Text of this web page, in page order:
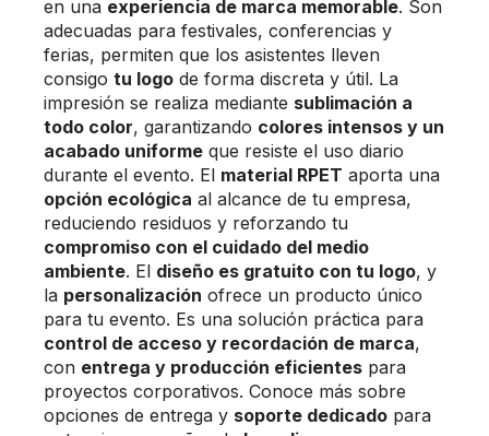
en una experiencia de marca memorable. Son
adecuadas para festivales, conferencias y
ferias, permiten que los asistentes lleven
consigo tu logo de forma discreta y útil. La
impresión se realiza mediante sublimación a
todo color, garantizando colores intensos y un
acabado uniforme que resiste el uso diario
durante el evento. El material RPET aporta una
opción ecológica al alcance de tu empresa,
reduciendo residuos y reforzando tu
compromiso con el cuidado del medio
ambiente. El diseño es gratuito con tu logo, y
la personalización ofrece un producto único
para tu evento. Es una solución práctica para
control de acceso y recordación de marca,
con entrega y producción eficientes para
proyectos corporativos. Conoce más sobre
opciones de entrega y soporte dedicado para